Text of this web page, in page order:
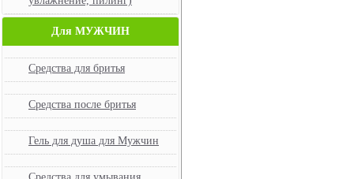
Для МУЖЧИН
Средства для бритья
Средства после бритья
Гель для душа для Мужчин